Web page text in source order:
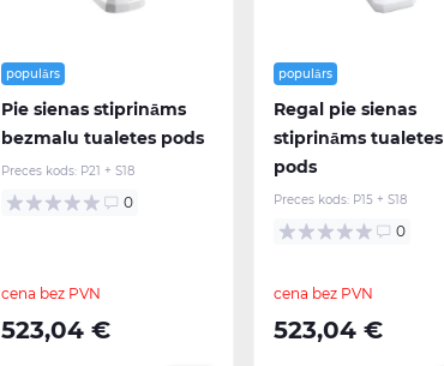
populārs
Pie sienas stiprināms
bezmalu tualetes pods
Preces kods: P21 + S18
0
cena bez PVN
523,04 €
populārs
Regal pie sienas
stiprināms tualetes
pods
Preces kods: P15 + S18
0
cena bez PVN
523,04 €